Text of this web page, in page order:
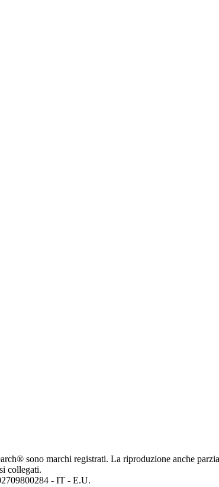
sono marchi registrati. La riproduzione anche
collegati.
- IT - E.U.